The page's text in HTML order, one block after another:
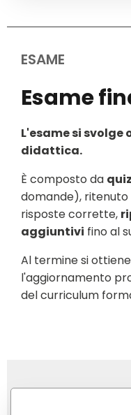
ESAME
Esame
L'esame si
didattica.
È composto da
domande), ritenuto
risposte corrette,
aggiuntivi fino al
Al termine si
l'aggiornamento
del curriculum